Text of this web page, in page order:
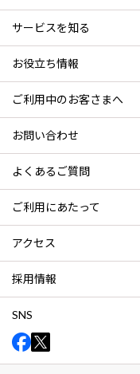
サービスを知る
お役立ち情報
ご利用中のお客さまへ
お問い合わせ
よくあるご質問
ご利用にあたって
アクセス
採用情報
SNS